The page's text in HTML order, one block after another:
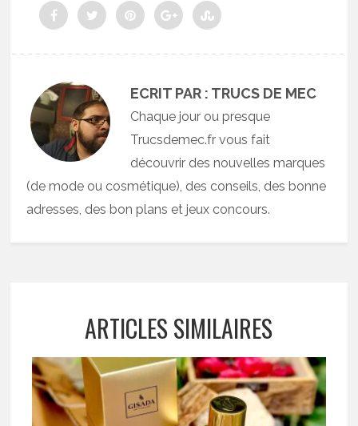
ECRIT PAR : TRUCS DE MEC
Chaque jour ou presque
Trucsdemec.fr vous fait
découvrir des nouvelles marques
(de mode ou cosmétique), des conseils, des bonne
adresses, des bon plans et jeux concours.
ARTICLES SIMILAIRES